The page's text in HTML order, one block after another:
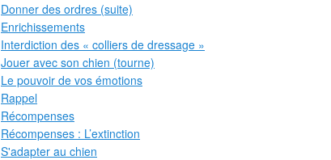
Donner des ordres (suite)
Enrichissements
Interdiction des « colliers de dressage »
Jouer avec son chien (tourne)
Le pouvoir de vos émotions
Rappel
Récompenses
Récompenses : L’extinction
S'adapter au chien